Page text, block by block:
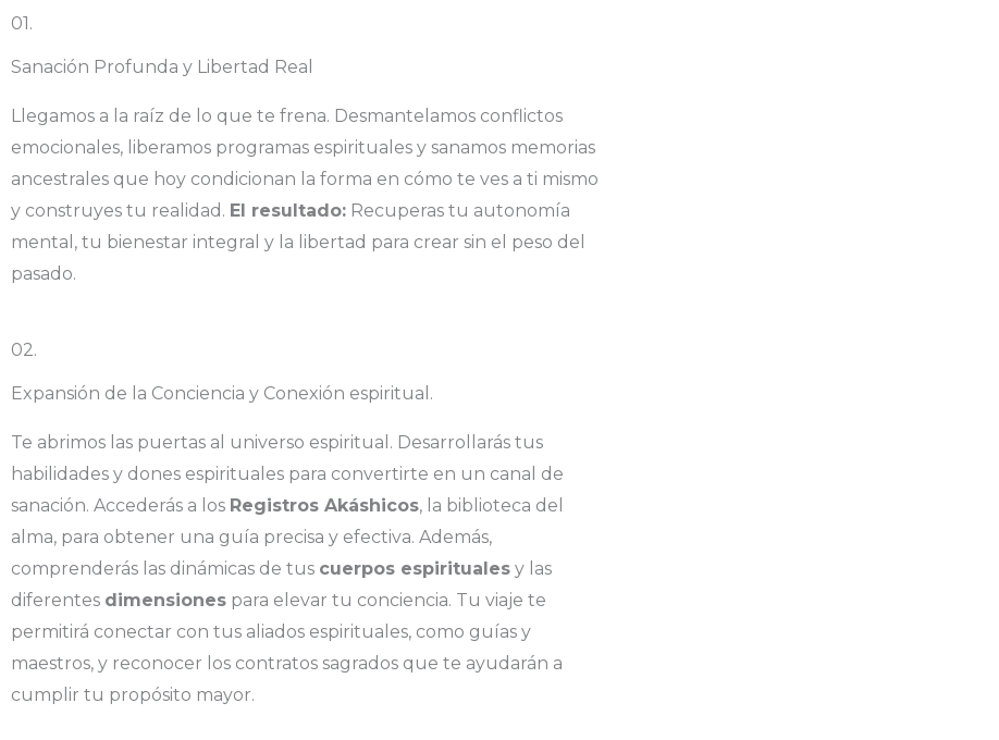
01.
Sanación Profunda y Libertad Real
Llegamos a la raíz de lo que te frena. Desmantelamos conflictos
emocionales, liberamos programas espirituales y sanamos memorias
ancestrales que hoy condicionan la forma en cómo te ves a ti mismo
y construyes tu realidad. El resultado: Recuperas tu autonomía
mental, tu bienestar integral y la libertad para crear sin el peso del
pasado.
02.
Expansión de la Conciencia y Conexión espiritual.
Te abrimos las puertas al universo espiritual. Desarrollarás tus
habilidades y dones espirituales para convertirte en un canal de
sanación. Accederás a los Registros Akáshicos, la biblioteca del
alma, para obtener una guía precisa y efectiva. Además,
comprenderás las dinámicas de tus cuerpos espirituales y las
diferentes dimensiones para elevar tu conciencia. Tu viaje te
permitirá conectar con tus aliados espirituales, como guías y
maestros, y reconocer los contratos sagrados que te ayudarán a
cumplir tu propósito mayor.